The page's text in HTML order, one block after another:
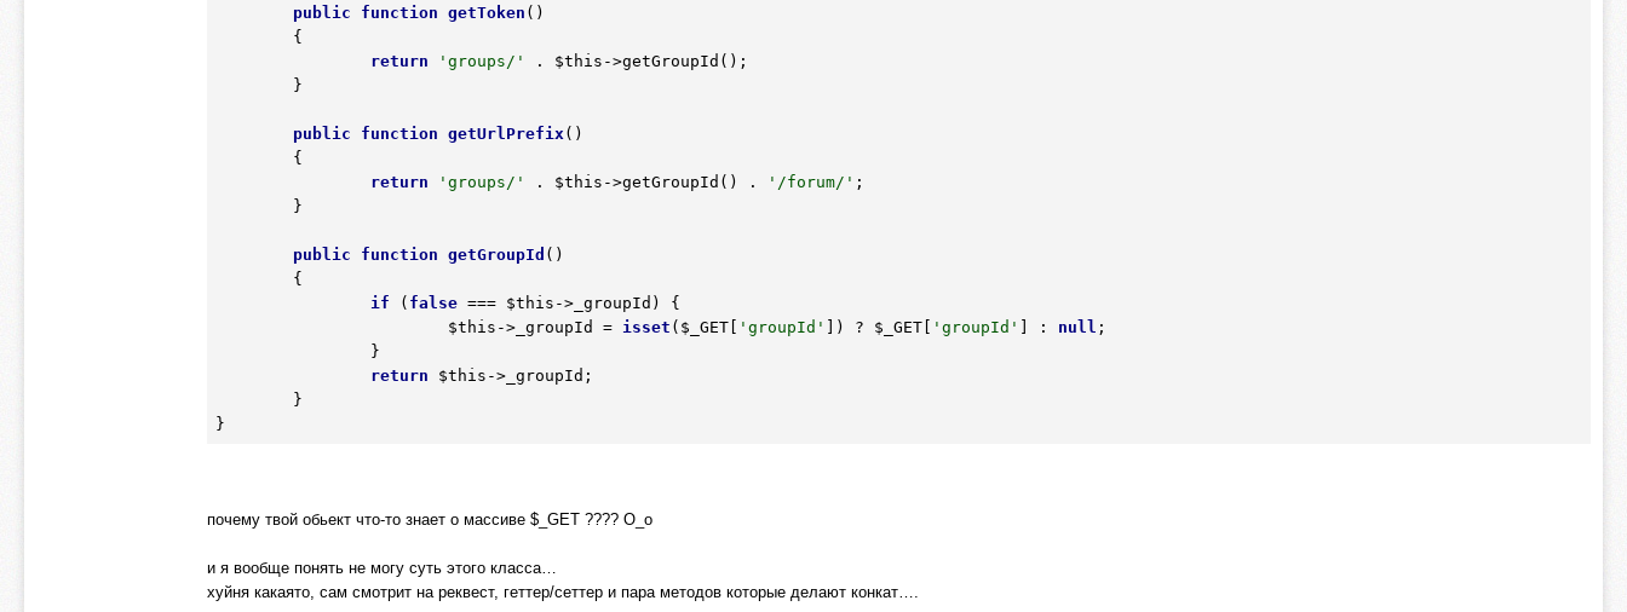
public function getToken ()
	{
return
'groups/' . $this ->getGroupId();
public function getUrlPrefix ()
	{
return
'groups/' . $this ->getGroupId() . '/forum/' ;
public function getGroupId ()
	{
if ( false === $this ->_groupId) {
$this ->_groupId = isset ( $_GET[ 'groupId' ]) ? $_GET[ 'groupId' ] : null ;
return
$this ->_groupId;
почему твой обьект что-то знает о массиве $_GET ???? O_o
и я вообще понять не могу суть этого класса…
хуйня какаято, сам смотрит на реквест, геттер/сеттер и пара методов которые делают конкат….